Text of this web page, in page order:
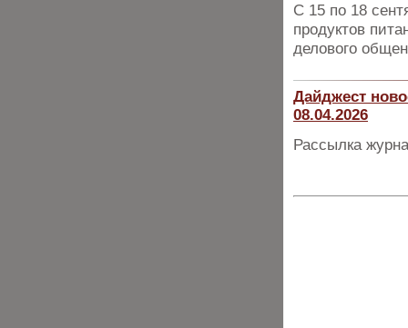
С 15 по 18
продуктов
делового
Дайджест
08.04.2026
Рассылка